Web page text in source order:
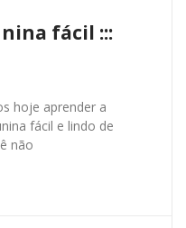
fácil :::
hoje aprender a
fácil e lindo de
não